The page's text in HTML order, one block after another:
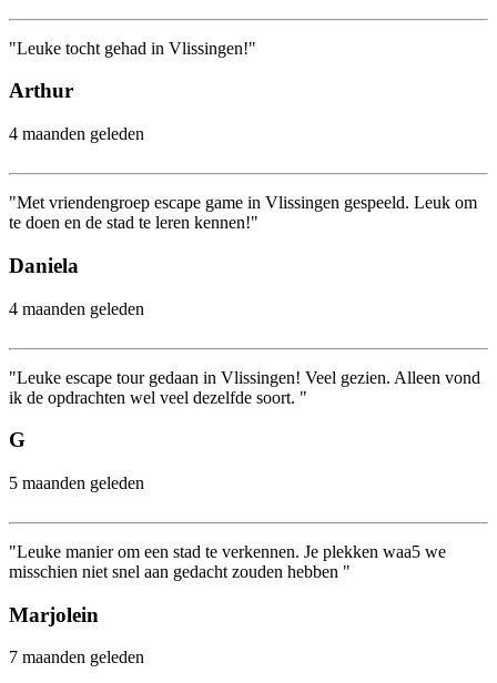
"Leuke tocht gehad in Vlissingen!"
Arthur
4 maanden geleden
"Met vriendengroep escape game in Vlissingen gespeeld. Leuk om
te doen en de stad te leren kennen!"
Daniela
4 maanden geleden
"Leuke escape tour gedaan in Vlissingen! Veel gezien. Alleen vond
ik de opdrachten wel veel dezelfde soort. "
G
5 maanden geleden
"Leuke manier om een stad te verkennen. Je plekken waa5 we
misschien niet snel aan gedacht zouden hebben "
Marjolein
7 maanden geleden